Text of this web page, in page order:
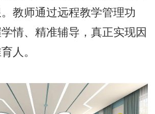
教师通过远程教学管理功
情、精准辅导，真正实现因
人。